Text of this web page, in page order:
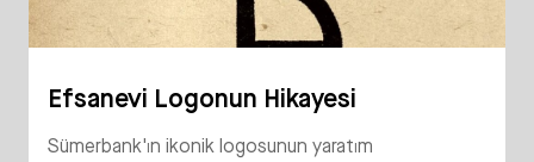
Efsanevi Logonun Hikayesi
Sümerbank'ın ikonik logosunun yaratım